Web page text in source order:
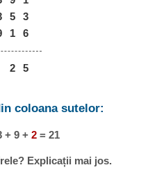
5
3
1 6
2 5
coloana sutelor:
+ 9 + 2= 21
Explicații mai jos.